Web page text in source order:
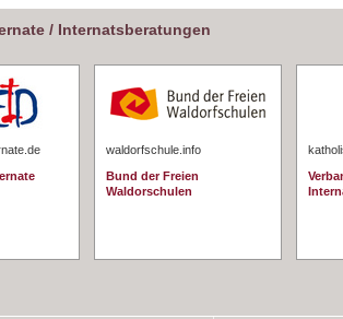
/ Internatsberatungen
waldorfschule.info
Bund der Freien
Waldorschulen